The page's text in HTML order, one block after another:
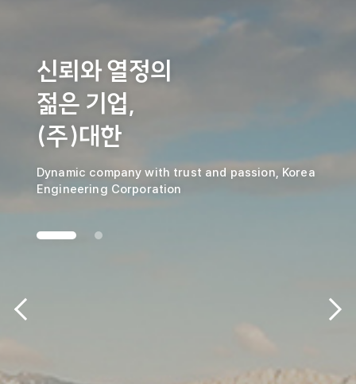
신뢰와 열정의
젊은 기업,
(주)대한
Dynamic company with trust and passion, Korea
Engineering Corporation